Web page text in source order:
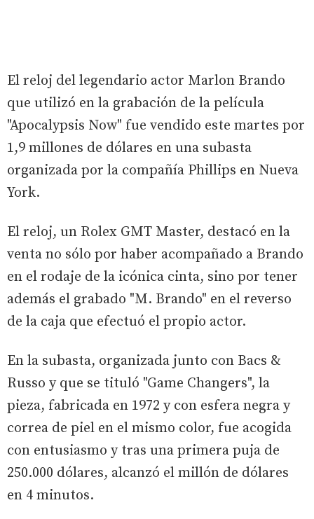
El reloj del legendario actor Marlon Brando
que utilizó en la grabación de la película
"Apocalypsis Now" fue vendido este martes por
1,9 millones de dólares en una subasta
organizada por la compañía Phillips en Nueva
York.
El reloj, un Rolex GMT Master, destacó en la
venta no sólo por haber acompañado a Brando
en el rodaje de la icónica cinta, sino por tener
además el grabado "M. Brando" en el reverso
de la caja que efectuó el propio actor.
En la subasta, organizada junto con Bacs &
Russo y que se tituló "Game Changers", la
pieza, fabricada en 1972 y con esfera negra y
correa de piel en el mismo color, fue acogida
con entusiasmo y tras una primera puja de
250.000 dólares, alcanzó el millón de dólares
en 4 minutos.